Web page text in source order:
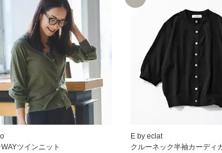
ツインニット
E by eclat
クルーネック半袖カーディ